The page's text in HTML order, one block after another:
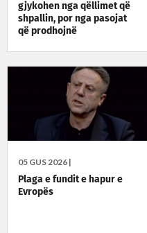
gjykohen nga qëllimet që
shpallin, por nga pasojat
që prodhojnë
05 GUS 2026 |
Plaga e fundit e hapur e
Evropës